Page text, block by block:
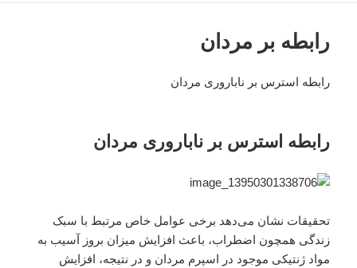
رابطه بر مردان
رابطه استرس بر ناباروری مردان
رابطه استرس بر ناباروری مردان
تحقیقات نشان می‌دهد برخی عوامل خاص مرتبط با سبک
زندگی همچون اضطراب، باعث افزایش میزان بروز آسیب به
مواد ژنتیکی موجود در اسپرم مردان و در نتیجه، افزایش